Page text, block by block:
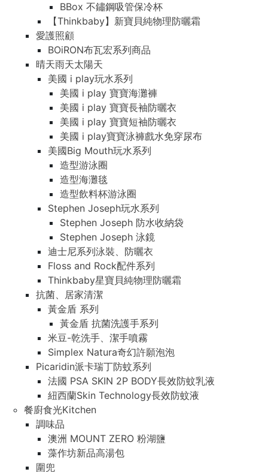
BBox 不鏽鋼吸管保冷杯
【Thinkbaby】新寶貝純物理防曬霜
愛護照顧
BOiRON布瓦宏系列商品
晴天雨天太陽天
美國 i play玩水系列
美國 i play 寶寶海灘褲
美國 i play 寶寶長袖防曬衣
美國 i play 寶寶短袖防曬衣
美國 i play寶寶泳褲戲水免穿尿布
美國Big Mouth玩水系列
造型游泳圈
造型海灘毯
造型飲料杯游泳圈
Stephen Joseph玩水系列
Stephen Joseph 防水收納袋
Stephen Joseph 泳鏡
迪士尼系列泳裝、防曬衣
Floss and Rock配件系列
Thinkbaby星寶貝純物理防曬霜
抗菌、居家清潔
黃金盾 系列
黃金盾 抗菌洗護手系列
米豆-乾洗手、潔手噴霧
Simplex Natura奇幻許願泡泡
Picaridin派卡瑞丁防蚊系列
法國 PSA SKIN 2P BODY長效防蚊乳液
紐西蘭Skin Technology長效防蚊液
餐廚食光Kitchen
調味品
澳洲 MOUNT ZERO 粉湖鹽
藻作坊新品高湯包
圍兜